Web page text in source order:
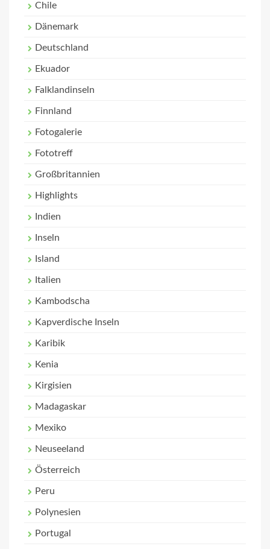
Chile
Dänemark
Deutschland
Ekuador
Falklandinseln
Finnland
Fotogalerie
Fototreff
Großbritannien
Highlights
Indien
Inseln
Island
Italien
Kambodscha
Kapverdische Inseln
Karibik
Kenia
Kirgisien
Madagaskar
Mexiko
Neuseeland
Österreich
Peru
Polynesien
Portugal